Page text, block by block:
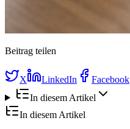
Beitrag teilen
X LinkedIn Facebook
In diesem Artikel
In diesem Artikel